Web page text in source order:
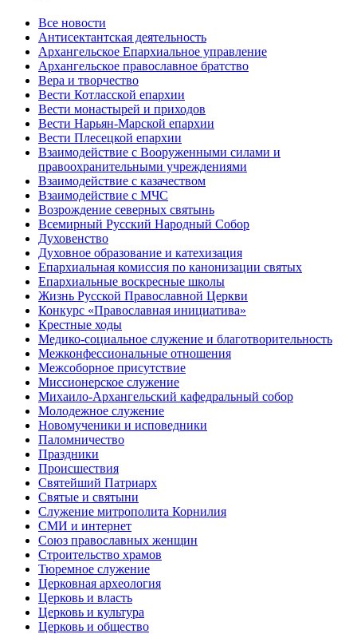
Все новости
Антисектантская деятельность
Архангельское Епархиальное управление
Архангельское православное братство
Вера и творчество
Вести Котласской епархии
Вести монастырей и приходов
Вести Нарьян-Марской епархии
Вести Плесецкой епархии
Взаимодействие с Вооруженными силами и
правоохранительными учреждениями
Взаимодействие с казачеством
Взаимодействие с МЧС
Возрождение северных святынь
Всемирный Русский Народный Собор
Духовенство
Духовное образование и катехизация
Епархиальная комиссия по канонизации святых
Епархиальные воскресные школы
Жизнь Русской Православной Церкви
Конкурс «Православная инициатива»
Крестные ходы
Медико-социальное служение и благотворительность
Межконфессиональные отношения
Межсоборное присутствие
Миссионерское служение
Михаило-Архангельский кафедральный собор
Молодежное служение
Новомученики и исповедники
Паломничество
Праздники
Происшествия
Святейший Патриарх
Святые и святыни
Служение митрополита Корнилия
СМИ и интернет
Союз православных женщин
Строительство храмов
Тюремное служение
Церковная археология
Церковь и власть
Церковь и культура
Церковь и общество